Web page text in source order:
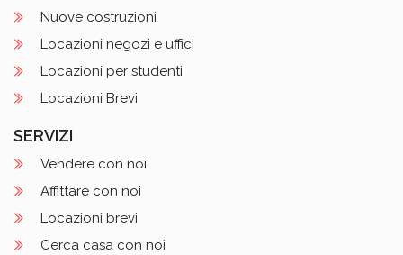
Nuove costruzioni
Locazioni negozi e uffici
Locazioni per studenti
Locazioni Brevi
SERVIZI
Vendere con noi
Affittare con noi
Locazioni brevi
Cerca casa con noi